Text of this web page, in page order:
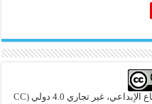
غير تجاري 4.0 دولي
(CC